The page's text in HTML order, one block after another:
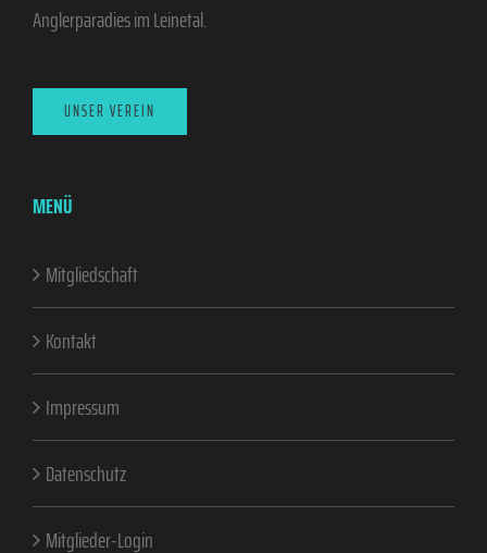
Anglerparadies im Leinetal.
UNSER VEREIN
MENÜ
Mitgliedschaft
Kontakt
Impressum
Datenschutz
Mitglieder-Login